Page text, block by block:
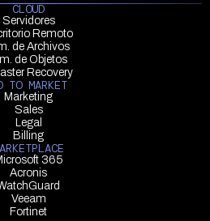
CLOUD
Servidores
Remoto
de Archivos
de Objetos
Recovery
TO MARKET
Marketing
Sales
Legal
Billing
365
Acronis
Veeam
Fortinet